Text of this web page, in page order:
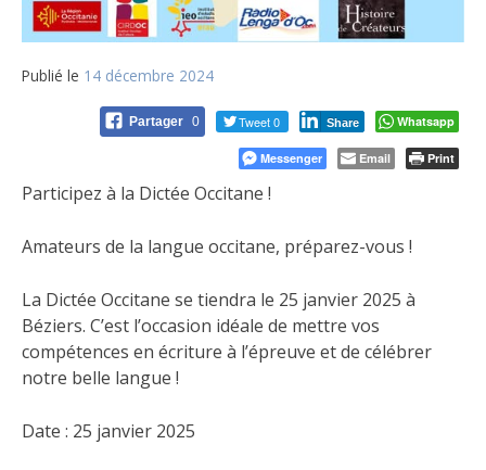
Publié le 14 décembre 2024
Partager 0 Tweet 0 Share Whatsapp
Messenger Email Print
Participez à la Dictée Occitane !
Amateurs de la langue occitane, préparez-vous !
La Dictée Occitane se tiendra le 25 janvier 2025 à
Béziers. C’est l’occasion idéale de mettre vos
compétences en écriture à l’épreuve et de célébrer
notre belle langue !
Date : 25 janvier 2025